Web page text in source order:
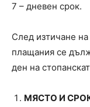
7 – дневен срок.
След изтичане
плащания се
ден на
МЯСТО И